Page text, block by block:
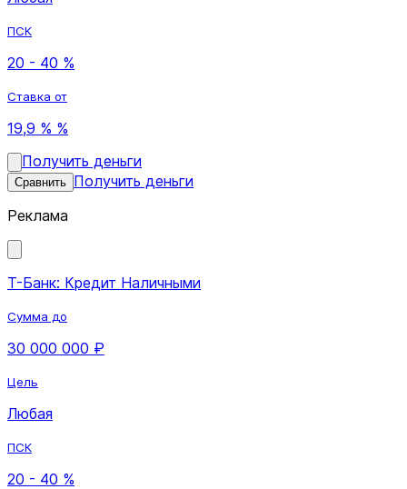
ПСК
20 - 40 %
Ставка от
19,9 % %
Получить деньги
Сравнить Получить деньги
Реклама
Т-Банк: Кредит Наличными
Сумма до
30 000 000 ₽
Цель
Любая
ПСК
20 - 40 %